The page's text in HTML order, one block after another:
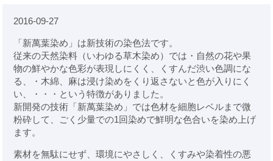
2016-09-27
「新萬葉染め」は新技術の染色法です。
従来の天然染料（いわゆる草木染め）では ・自然の花や果
物の鮮やかな色彩が表現しにくく、くすんだ渋い色調にな
る、
・木綿、麻は浸け染めをくり返さないと色が入りにく
い、
・・・という特徴がありました。
新開発の技術「新萬葉染め」では色材を細胞レベルまで微
粉砕して、
ごく少量での1回染めで鮮明な色合いを染め上げ
ます。
素材を無駄にせず、環境にやさしく、くすみや染着性の悪